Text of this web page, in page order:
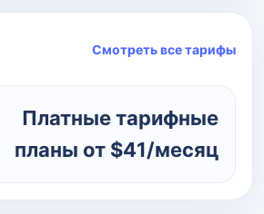
Смотреть все тарифы
Платные тарифные
планы от $41/месяц